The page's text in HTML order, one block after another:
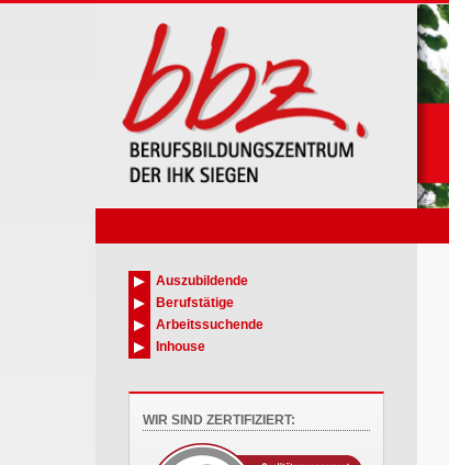
Auszubildende
Berufstätige
Arbeitssuchende
Inhouse
WIR SIND ZERTIFIZIERT: